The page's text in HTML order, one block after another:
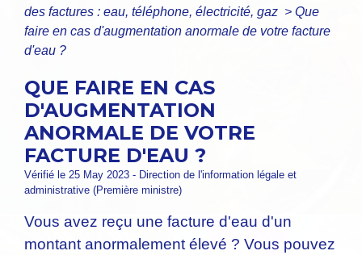
des factures : eau, téléphone, électricité, gaz > Que
faire en cas d'augmentation anormale de votre facture
d'eau ?
QUE FAIRE EN CAS
D'AUGMENTATION
ANORMALE DE VOTRE
FACTURE D'EAU ?
Vérifié le 25 May 2023 - Direction de l'information légale et
administrative (Première ministre)
Vous avez reçu une facture d'eau d'un
montant anormalement élevé ? Vous pouvez